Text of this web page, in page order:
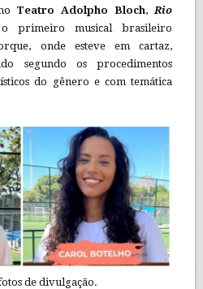
Teatro Adolpho Bloch, Rio
primeiro musical brasileiro
onde esteve em cartaz,
segundo os procedimentos
do gênero e com temática
de divulgação.